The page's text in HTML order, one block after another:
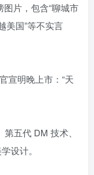
图片，包含“聊城市
美国”等不实言
宣明晚上市：“天
五代 DM 技术、
设计。